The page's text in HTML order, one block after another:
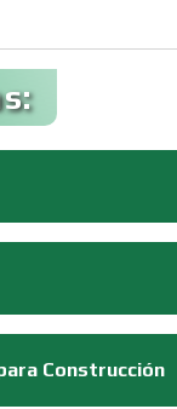
Construcción